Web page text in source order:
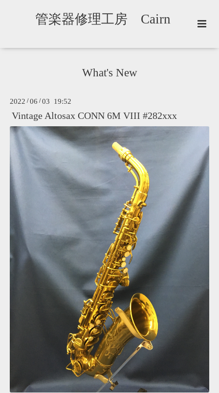
管楽器修理工房 Cairn
What's New
2022 /06 /03 19:52
Vintage Altosax CONN 6M VIII #282xxx